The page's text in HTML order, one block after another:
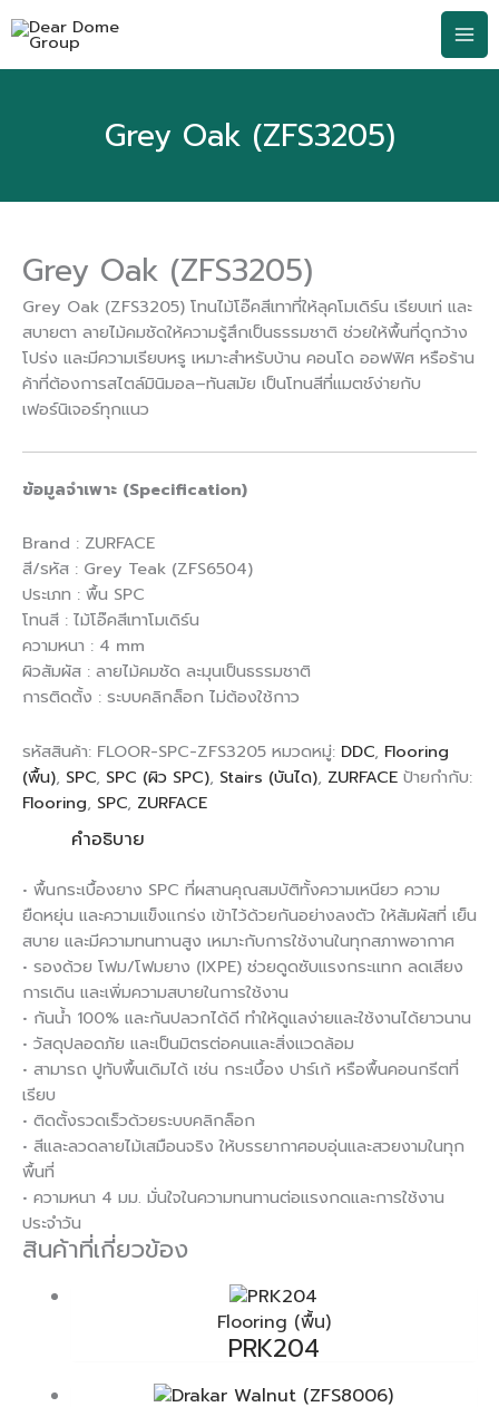
to
Grey Oak (ZFS3205)
Grey Oak (ZFS3205)
Grey Oak (ZFS3205) โทนไม้โอ๊คสีเทาที่ให้ลุคโมเดิร์น เรียบเท่ และ
สบายตา ลายไม้คมชัดให้ความรู้สึกเป็นธรรมชาติ ช่วยให้พื้นที่ดูกว้าง
โปร่ง และมีความเรียบหรู เหมาะสำหรับบ้าน คอนโด ออฟฟิศ หรือร้าน
ค้าที่ต้องการสไตล์มินิมอล–ทันสมัย เป็นโทนสีที่แมตช์ง่ายกับ
เฟอร์นิเจอร์ทุกแนว
ข้อมูลจำเพาะ (Specification)
Brand : ZURFACE
สี/รหัส : Grey Teak (ZFS6504)
ประเภท : พื้น SPC
โทนสี : ไม้โอ๊คสีเทาโมเดิร์น
ความหนา : 4 mm
ผิวสัมผัส : ลายไม้คมชัด ละมุนเป็นธรรมชาติ
การติดตั้ง : ระบบคลิกล็อก ไม่ต้องใช้กาว
รหัสสินค้า: FLOOR-SPC-ZFS3205 หมวดหมู่: DDC, Flooring
(พื้น), SPC, SPC (ผิว SPC), Stairs (บันได), ZURFACE ป้ายกำกับ:
Flooring, SPC, ZURFACE
คำอธิบาย
• พื้นกระเบื้องยาง SPC ที่ผสานคุณสมบัติทั้งความเหนียว ความ
ยืดหยุ่น และความแข็งแกร่ง เข้าไว้ด้วยกันอย่างลงตัว ให้สัมผัสที่ เย็น
สบาย และมีความทนทานสูง เหมาะกับการใช้งานในทุกสภาพอากาศ
• รองด้วย โฟม/โฟมยาง (IXPE) ช่วยดูดซับแรงกระแทก ลดเสียง
การเดิน และเพิ่มความสบายในการใช้งาน
• กันน้ำ 100% และกันปลวกได้ดี ทำให้ดูแลง่ายและใช้งานได้ยาวนาน
• วัสดุปลอดภัย และเป็นมิตรต่อคนและสิ่งแวดล้อม
• สามารถ ปูทับพื้นเดิมได้ เช่น กระเบื้อง ปาร์เก้ หรือพื้นคอนกรีตที่
เรียบ
• ติดตั้งรวดเร็วด้วยระบบคลิกล็อก
• สีและลวดลายไม้เสมือนจริง ให้บรรยากาศอบอุ่นและสวยงามในทุก
พื้นที่
• ความหนา 4 มม. มั่นใจในความทนทานต่อแรงกดและการใช้งาน
ประจำวัน
สินค้าที่เกี่ยวข้อง
Flooring (พื้น)
PRK204